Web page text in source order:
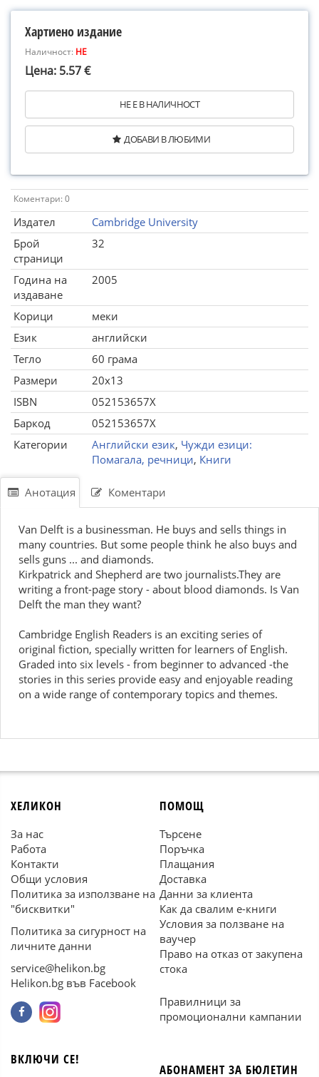
Хартиено издание
Наличност: НЕ
Цена: 5.57 €
НЕ Е В НАЛИЧНОСТ
ДОБАВИ В ЛЮБИМИ
Коментари: 0
Издател
Cambridge University
Брой
страници
32
Година на
издаване
2005
Корици
меки
Език
английски
Тегло
60 грама
Размери
20x13
ISBN
052153657X
Баркод
052153657X
Категории
Английски език, Чужди езици:
Помагала, речници, Книги
Анотация Коментари
Van Delft is a businessman. He buys and sells things in
many countries. But some people think he also buys and
sells guns ... and diamonds.
Kirkpatrick and Shepherd are two journalists.They are
writing a front-page story - about blood diamonds. Is Van
Delft the man they want?
Cambridge English Readers is an exciting series of
original fiction, specially written for learners of English.
Graded into six levels - from beginner to advanced -the
stories in this series provide easy and enjoyable reading
on a wide range of contemporary topics and themes.
ХЕЛИКОН
За нас
Работа
Контакти
Общи условия
Политика за използване на
"бисквитки"
Политика за сигурност на
личните данни
service@helikon.bg
Helikon.bg във Facebook
ПОМОЩ
Търсене
Поръчка
Плащания
Доставка
Данни за клиента
Как да свалим е-книги
Условия за ползване на
ваучер
Право на отказ от закупена
стока
Правилници за
промоционални кампании
ВКЛЮЧИ СЕ!
АБОНАМЕНТ ЗА БЮЛЕТИН